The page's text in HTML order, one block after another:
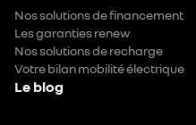
Nos solutions de financement
Les garanties renew
Nos solutions de recharge
Votre bilan mobilité électrique
Le blog